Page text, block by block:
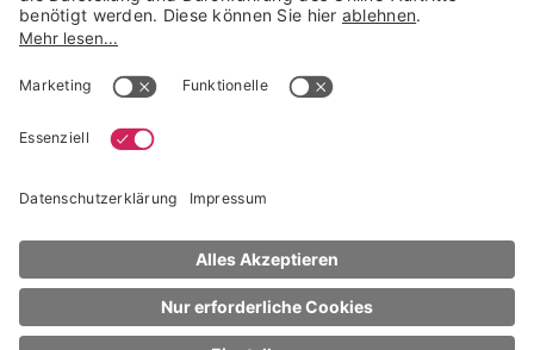
* unverbindliche Preisempfehlung der Verbundgruppe beauty alliance
NACH OBEN